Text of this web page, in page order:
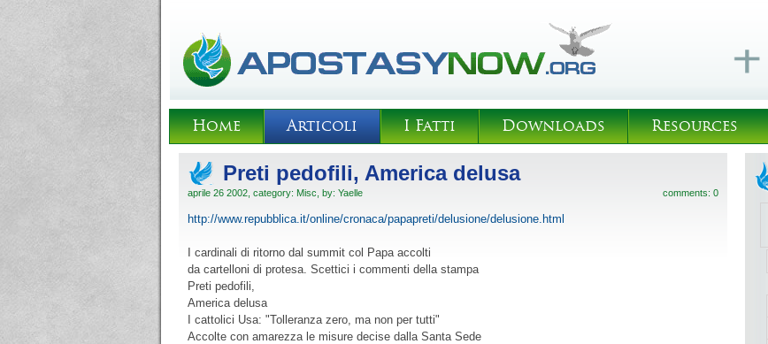
Home Articoli I Fatti Downloads Resources
Preti pedofili, America delusa
aprile 26 2002, category: Misc , by: Yaelle comments: 0
http://www.repubblica.it/online/cronaca/papapreti/delusione/delusione.html
I cardinali di ritorno dal summit col Papa accolti
da cartelloni di protesa. Scettici i commenti della stampa
Preti pedofili,
America delusa
I cattolici Usa: "Tolleranza zero, ma non per tutti"
Accolte con amarezza le misure decise dalla Santa Sede